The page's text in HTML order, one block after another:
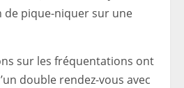
de pique-niquer sur une
sur les fréquentations ont
double rendez-vous avec